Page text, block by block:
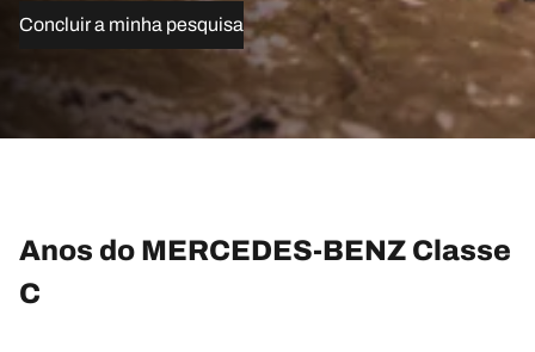
Concluir a minha pesquisa
Anos do MERCEDES-BENZ Classe
C